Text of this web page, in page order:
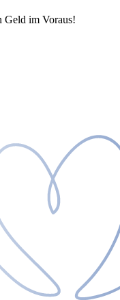
Geld im Voraus!